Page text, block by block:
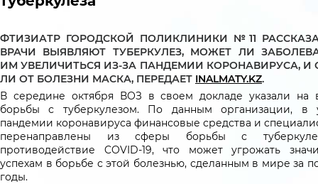
ФТИЗИАТР ГОРОДСКОЙ ПОЛИКЛИНИКИ №11
ВРАЧИ ВЫЯВЛЯЮТ ТУБЕРКУЛЕЗ, МОЖЕТ ЛИ
ИМ УВЕЛИЧИТЬСЯ ИЗ-ЗА ПАНДЕМИИ КОРОНАВИРУСА, И
ЛИ ОТ БОЛЕЗНИ МАСКА, ПЕРЕДАЕТ INALMATY.KZ.
В середине октября ВОЗ в своем докладе указали на
борьбы с туберкулезом. По данным организации, в
пандемии коронавируса финансовые средства и
перенаправлены из сферы борьбы с
противодействие COVID-19, что может угрожать
успехам в борьбе с этой болезнью, сделанным в мире за
годы.